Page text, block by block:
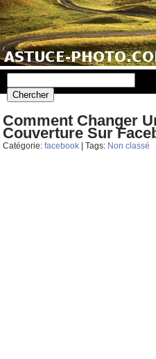
Comment Changer
Couverture Sur
Catégorie: facebook | Tags: Non classé